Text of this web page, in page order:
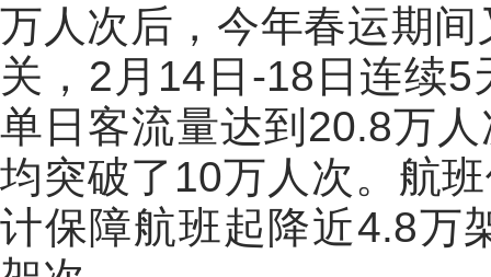
万人次后，今年春运期
关，2月14日-18日连续
单日客流量达到20.8万
均突破了10万人次。航
计保障航班起降近4.8万